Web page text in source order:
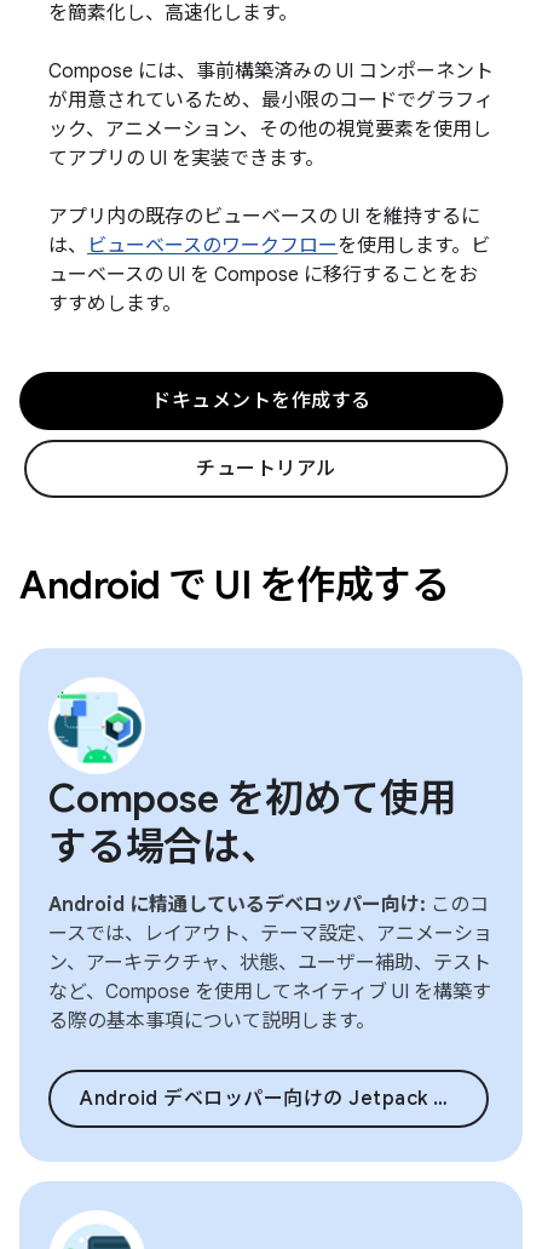
を簡素化し、高速化します。
Compose には、事前構築済みの UI コンポーネント
が用意されているため、最小限のコードでグラフィ
ック、アニメーション、その他の視覚要素を使用し
てアプリの UI を実装できます。
アプリ内の既存のビューベースの UI を維持するに
は、
ビューベースのワークフローを使用します。ビ
ューベースの UI を Compose に移行することをお
すすめします。
ドキュメントを作成する
チュートリアル
Android で UI を作成する
Compose を初めて使用
する場合は、
Android に精通しているデベロッパー向け: このコ
ースでは、レイアウト、テーマ設定、アニメーショ
ン、アーキテクチャ、状態、ユーザー補助、テスト
など、Compose を使用してネイティブ UI を構築す
る際の基本事項について説明します。
Android デベロッパー向けの Jetpack Compose